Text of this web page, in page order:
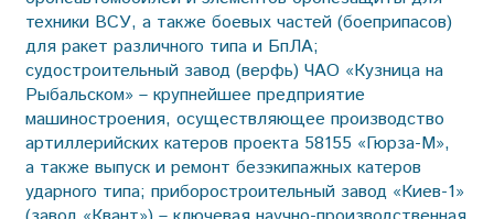
техники ВСУ, а также боевых частей (боеприпасов)
для ракет различного типа и БпЛА;
судостроительный завод (верфь) ЧАО «Кузница на
Рыбальском» – крупнейшее предприятие
машиностроения, осуществляющее производство
артиллерийских катеров проекта 58155 «Гюрза-М»,
а также выпуск и ремонт безэкипажных катеров
ударного ти­па; приборостроительный за­вод «Киев-1»